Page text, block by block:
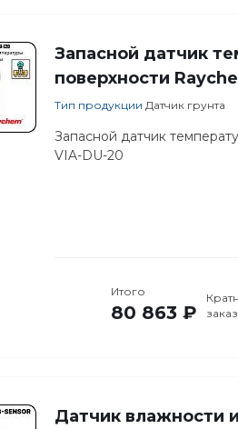
Запасной датчик
поверхности
Тип продукции Датчик грунта
Запасной датчик
VIA-DU-20
Итого
80 863 ₽
Датчик влажности